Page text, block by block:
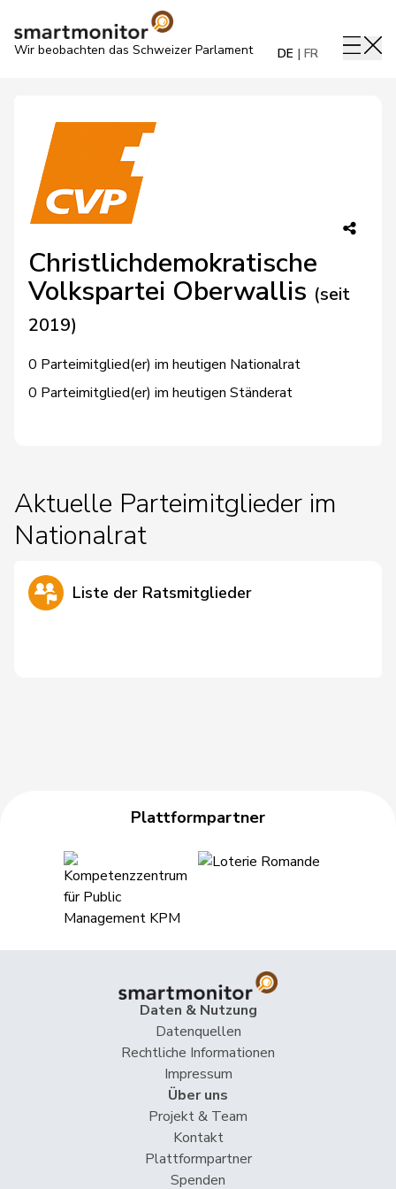
Wir beobachten das Schweizer Parlament DE FR
Christlichdemokratische
Volkspartei Oberwallis (seit
2019)
0 Parteimitglied(er) im heutigen Nationalrat
0 Parteimitglied(er) im heutigen Ständerat
Aktuelle Parteimitglieder im
Nationalrat
Liste der Ratsmitglieder
Plattformpartner
Daten & Nutzung
Datenquellen
Rechtliche Informationen
Impressum
Über uns
Projekt & Team
Kontakt
Plattformpartner
Spenden